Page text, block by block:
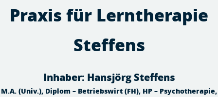
InhaltPraxis für Lerntherapie
Steffens
Inhaber: Hansjörg Steffens
M.A. (Univ.), Diplom – Betriebswirt (FH), HP – Psychotherapie,